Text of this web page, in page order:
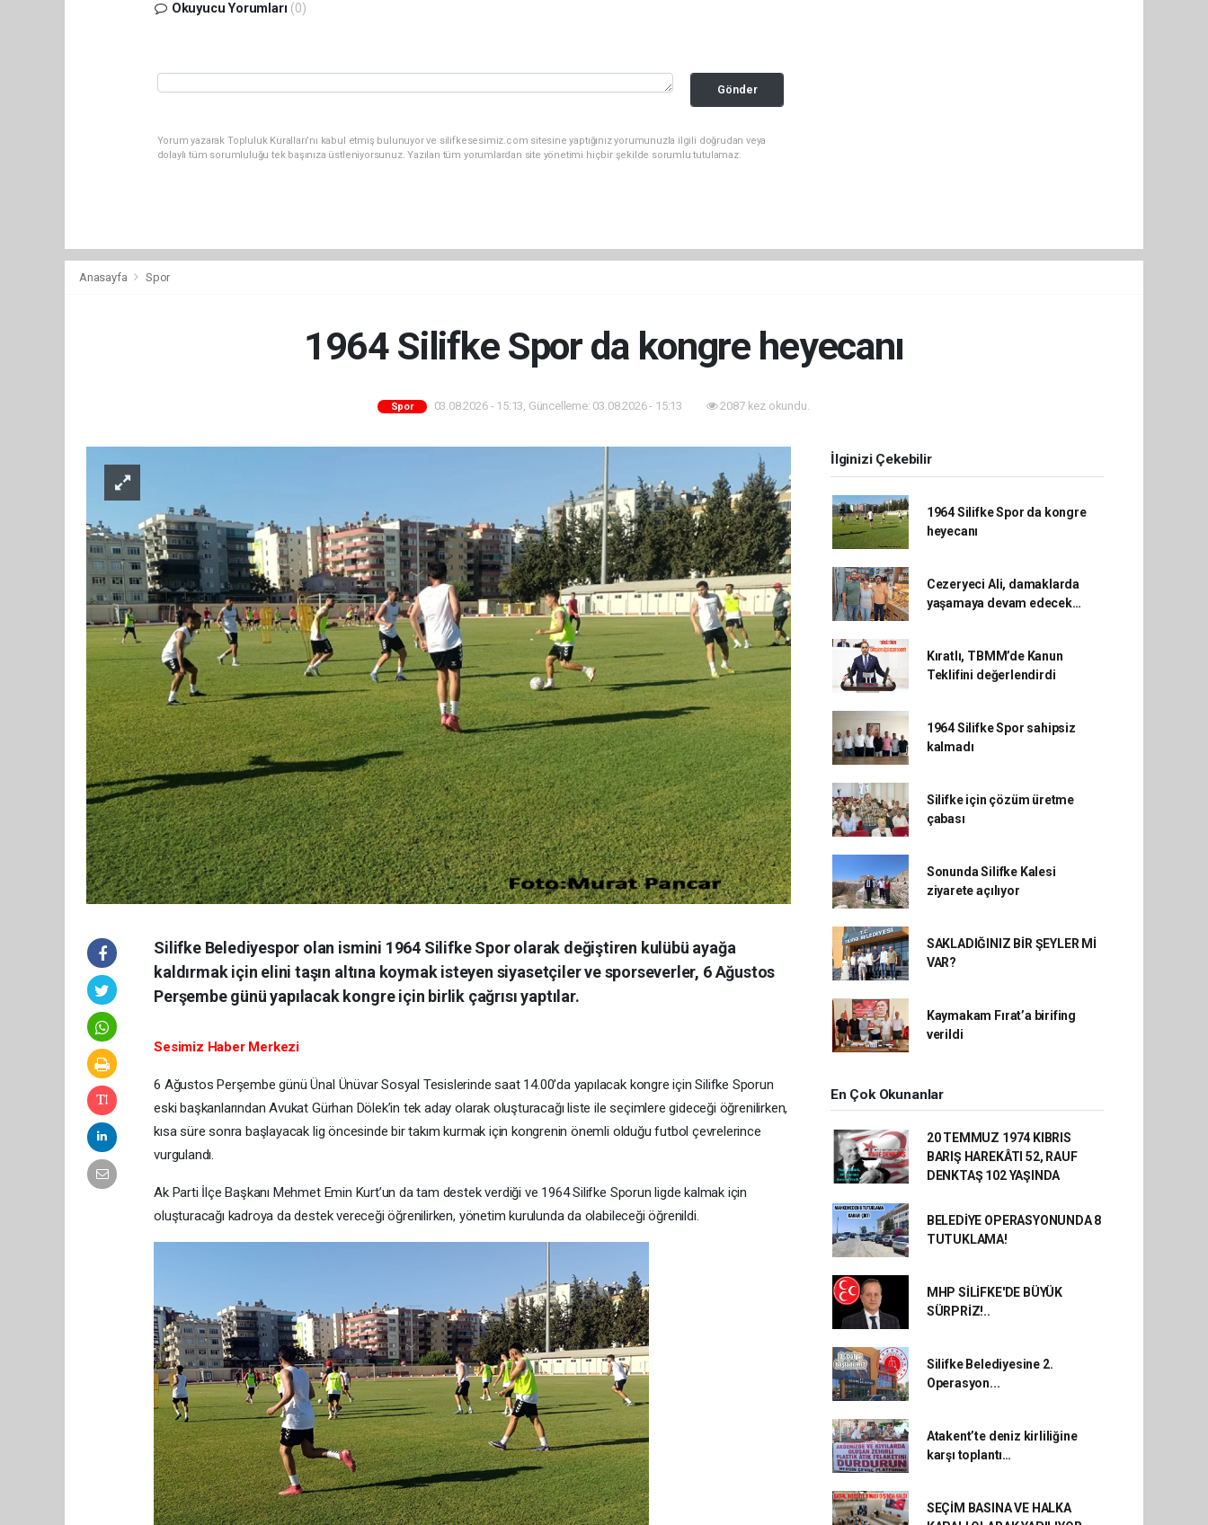
Okuyucu Yorumları (0)
Gönder
Yorum yazarak Topluluk Kuralları’nı kabul etmiş bulunuyor ve silifkesesimiz.com sitesine yaptığınız yorumunuzla ilgili doğrudan veya
dolaylı tüm sorumluluğu tek başınıza üstleniyorsunuz. Yazılan tüm yorumlardan site yönetimi hiçbir şekilde sorumlu tutulamaz.
Anasayfa Spor
1964 Silifke Spor da kongre heyecanı
Spor 03.08.2026 - 15:13, Güncelleme: 03.08.2026 - 15:13 2087 kez okundu.
Silifke Belediyespor olan ismini 1964 Silifke Spor olarak değiştiren kulübü ayağa
kaldırmak için elini taşın altına koymak isteyen siyasetçiler ve sporseverler, 6 Ağustos
Perşembe günü yapılacak kongre için birlik çağrısı yaptılar.
Sesimiz Haber Merkezi
6 Ağustos Perşembe günü Ünal Ünüvar Sosyal Tesislerinde saat 14.00’da yapılacak kongre için Silifke Sporun
eski başkanlarından Avukat Gürhan Dölek’in tek aday olarak oluşturacağı liste ile seçimlere gideceği öğrenilirken,
kısa süre sonra başlayacak lig öncesinde bir takım kurmak için kongrenin önemli olduğu futbol çevrelerince
vurgulandı.
Ak Parti İlçe Başkanı Mehmet Emin Kurt’un da tam destek verdiği ve 1964 Silifke Sporun ligde kalmak için
oluşturacağı kadroya da destek vereceği öğrenilirken, yönetim kurulunda da olabileceği öğrenildi.
İlginizi Çekebilir
1964 Silifke Spor da kongre
heyecanı
Cezeryeci Ali, damaklarda
yaşamaya devam edecek…
Kıratlı, TBMM’de Kanun
Teklifini değerlendirdi
1964 Silifke Spor sahipsiz
kalmadı
Silifke için çözüm üretme
çabası
Sonunda Silifke Kalesi
ziyarete açılıyor
SAKLADIĞINIZ BİR ŞEYLER Mİ
VAR?
Kaymakam Fırat’a birifing
verildi
En Çok Okunanlar
20 TEMMUZ 1974 KIBRIS
BARIŞ HAREKÂTI 52, RAUF
DENKTAŞ 102 YAŞINDA
BELEDİYE OPERASYONUNDA 8
TUTUKLAMA!
MHP SİLİFKE'DE BÜYÜK
SÜRPRİZ!..
Silifke Belediyesine 2.
Operasyon...
Atakent’te deniz kirliliğine
karşı toplantı…
SEÇİM BASINA VE HALKA